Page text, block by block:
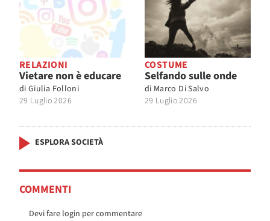
RELAZIONI
Vietare non è educare
di Giulia Folloni
29 Luglio 2026
COSTUME
Selfando sulle onde
di Marco Di Salvo
29 Luglio 2026
ESPLORA SOCIETÀ
COMMENTI
Devi fare login per commentare